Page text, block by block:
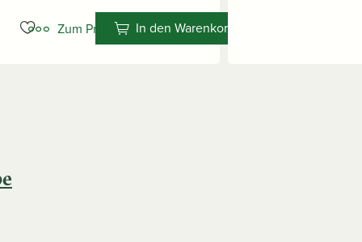
In den Warenkorb
Zum Produkt